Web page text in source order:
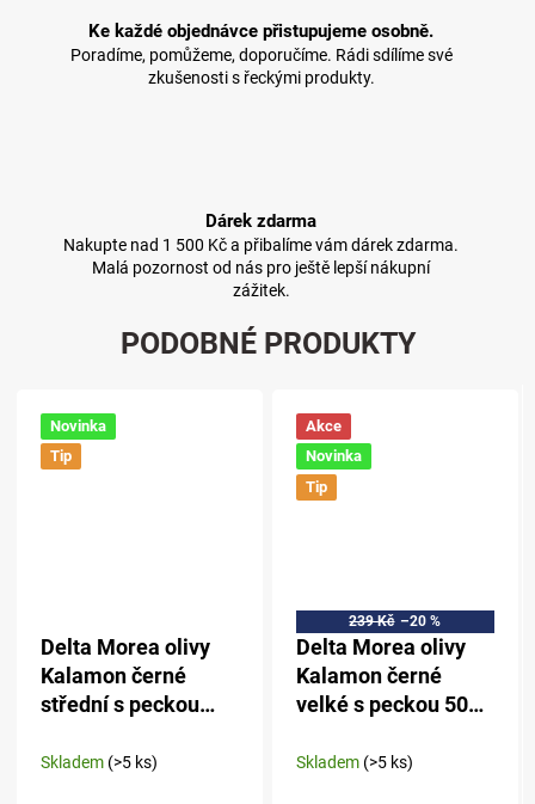
Ke každé objednávce přistupujeme osobně.
Poradíme, pomůžeme, doporučíme. Rádi sdílíme své
zkušenosti s řeckými produkty.
Dárek zdarma
Nakupte nad 1 500 Kč a přibalíme vám dárek zdarma.
Malá pozornost od nás pro ještě lepší nákupní
zážitek.
PODOBNÉ PRODUKTY
Novinka
Tip
Delta Morea olivy
Kalamon černé
střední s peckou
Skladem (>5 ks)
Akce
Novinka
Tip
239 Kč –20 %
Delta Morea olivy
Kalamon černé
velké s peckou 500
Skladem (>5 ks)